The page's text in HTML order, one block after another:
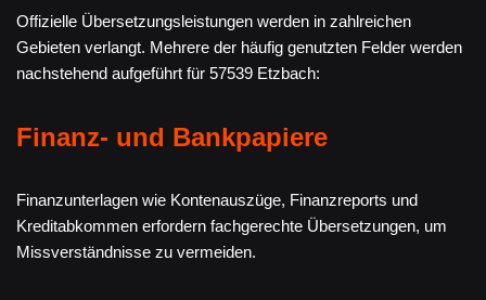
Offizielle Übersetzungsleistungen werden in zahlreichen
Gebieten verlangt. Mehrere der häufig genutzten Felder werden
nachstehend aufgeführt für 57539 Etzbach:
Finanz- und Bankpapiere
Finanzunterlagen wie Kontenauszüge, Finanzreports und
Kreditabkommen erfordern fachgerechte Übersetzungen, um
Missverständnisse zu vermeiden.